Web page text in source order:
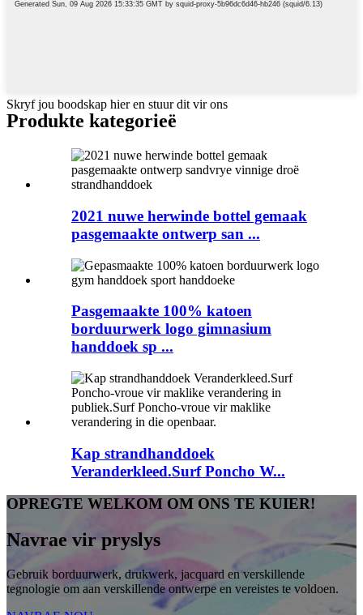
Skryf jou boodskap hier en stuur dit vir ons
Produkte kategorieë
2021 nuwe herwinde bottel gemaak
pasgemaakte ontwerp san ...
Pasgemaakte 100% katoen
borduurwerk logo gimnasium
handdoek sp ...
Kap strandhanddoek
Veranderkleed.Surf Poncho W...
OPREGTE WELKOM OM ONS TE KUIER!
Navrae vir pryslys
Gebruik borduurwerk, drukwerk, jacquard en verskillende
tegnologie om aan verskillende ontwerpe en vereistes te voldoen.